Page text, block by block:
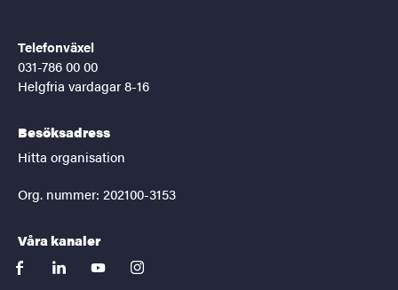
Telefonväxel
031-786 00 00
Helgfria vardagar 8-16
Besöksadress
Hitta organisation
Org. nummer: 202100-3153
Våra kanaler
facebooklinkedinyoutubeinstagram